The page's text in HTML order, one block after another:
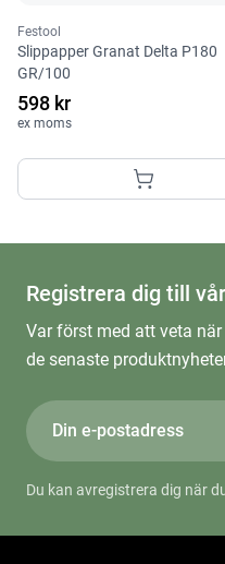
Festool
Slippapper Granat Delta P180
GR/100
598 kr
ex moms
Registrera dig till
Var först med att veta
de senaste
Du kan avregistrera dig när